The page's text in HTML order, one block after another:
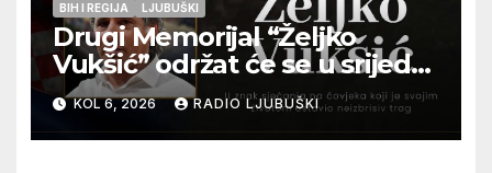
BIH I REGIJA LJUBUŠKI
Drugi Memorijal “Željko
Vukšić” održat će se u srijedu
12. kolovoza u Otoku
KOL 6, 2026 RADIO LJUBUŠKI